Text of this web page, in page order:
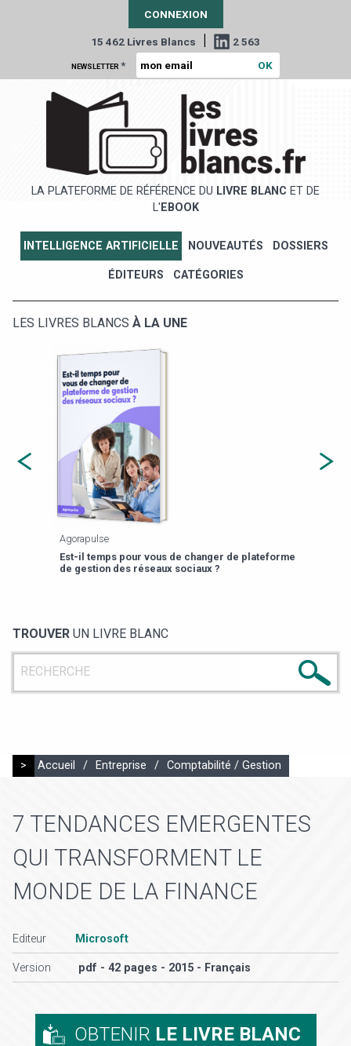
CONNEXION
15 462 Livres Blancs | 2 563
NEWSLETTER *
LA PLATEFORME DE RÉFÉRENCE DU LIVRE BLANC ET DE
L' EBOOK
INTELLIGENCE ARTIFICIELLE NOUVEAUTÉS DOSSIERS
ÉDITEURS CATÉGORIES
LES LIVRES BLANCS À LA UNE
Agorapulse
Est-il temps pour vous de changer de plateforme
de gestion des réseaux sociaux ?
TROUVER UN LIVRE BLANC
> Accueil / Entreprise / Comptabilité / Gestion
7 TENDANCES EMERGENTES
QUI TRANSFORMENT LE
MONDE DE LA FINANCE
Editeur Microsoft
Version pdf - 42 pages - 2015 - Français
OBTENIR LE LIVRE BLANC